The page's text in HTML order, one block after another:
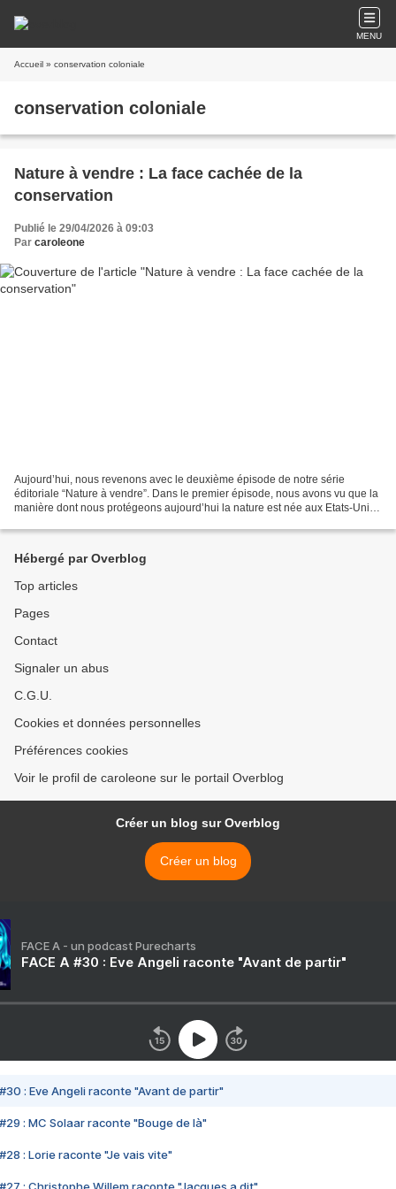
MENU
Accueil » conservation coloniale
conservation coloniale
Nature à vendre : La face cachée de la
conservation
Publié le 29/04/2026 à 09:03
Par caroleone
Aujourd’hui, nous revenons avec le deuxième épisode de notre série
éditoriale “Nature à vendre”. Dans le premier épisode, nous avons vu que la
manière dont nous protégeons aujourd’hui la nature est née aux Etats-Unis
Hébergé par Overblog
Top articles
Pages
Contact
Signaler un abus
C.G.U.
Cookies et données personnelles
Préférences cookies
Voir le profil de caroleone sur le portail Overblog
Créer un blog sur Overblog
Créer un blog
FACE A - un podcast Purecharts
FACE A #30 : Eve Angeli raconte "Avant de partir"
#30 : Eve Angeli raconte "Avant de partir"
#29 : MC Solaar raconte "Bouge de là"
#28 : Lorie raconte "Je vais vite"